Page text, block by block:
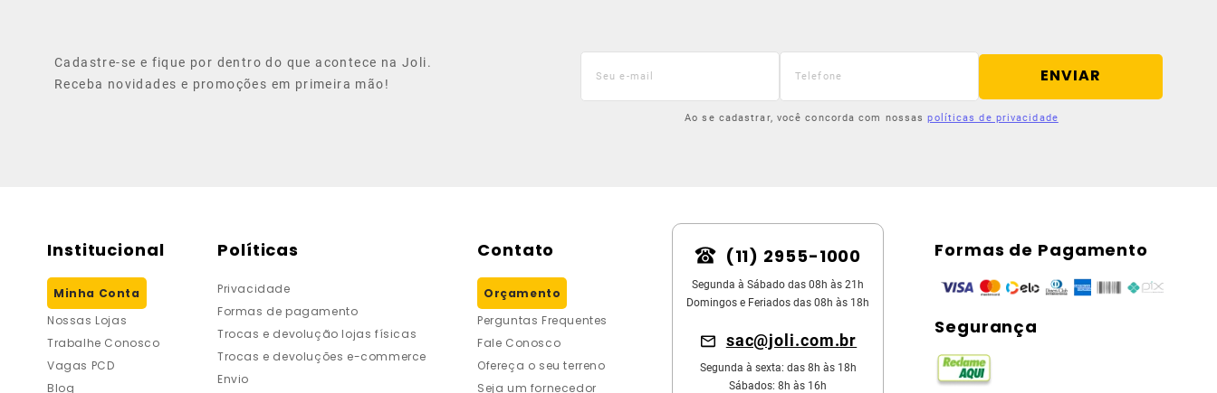
Cadastre-se e fique por dentro do que acontece na Joli.
Receba novidades e promoções em primeira mão!
ENVIAR
Ao se cadastrar, você concorda com nossas políticas de privacidade
Institucional
Minha Conta
Nossas Lojas
Trabalhe Conosco
Vagas PCD
Blog
Políticas
Privacidade
Formas de pagamento
Trocas e devolução lojas físicas
Trocas e devoluções e-commerce
Envio
Contato
Orçamento
Perguntas Frequentes
Fale Conosco
Ofereça o seu terreno
Seja um fornecedor
(11) 2955-1000
Segunda à Sábado das 08h às 21h
Domingos e Feriados das 08h às 18h
sac@joli.com.br
Segunda à sexta: das 8h às 18h
Sábados: 8h às 16h
Formas de Pagamento
Segurança